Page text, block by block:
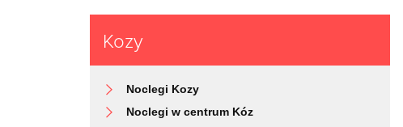
Kozy
Noclegi Kozy
Noclegi w centrum Kóz